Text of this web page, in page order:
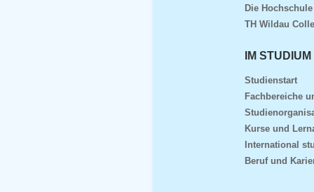
Die
TH Wildau
IM STUDIUM
Studienstart
Fachbereiche
Kurse und
International
Beruf und